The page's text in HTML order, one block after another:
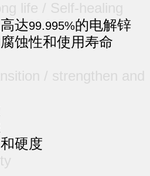
life / Self-healing
达99.995%的电解锌
蚀性和使用寿命
/ strengthen and
硬度